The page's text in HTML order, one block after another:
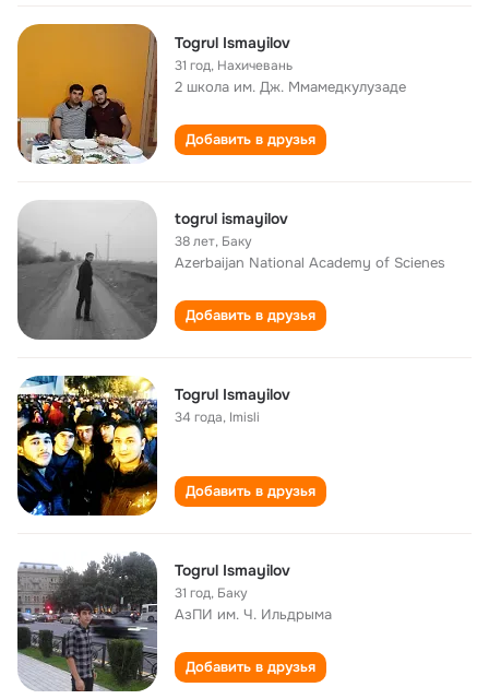
Togrul Ismayilov
31 год, Нахичевань
2 школа им. Дж. Ммамедкулузаде
Добавить в друзья
togrul ismayilov
38 лет, Баку
Azerbaijan National Academy of Scienes
Добавить в друзья
Togrul Ismayilov
34 года, Imisli
Добавить в друзья
Togrul Ismayilov
31 год, Баку
АзПИ им. Ч. Ильдрыма
Добавить в друзья